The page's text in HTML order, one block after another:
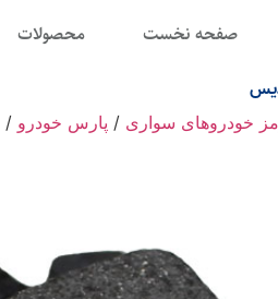
صفحه نخست محصولات
خودروهای سواری / پارس خودرو /